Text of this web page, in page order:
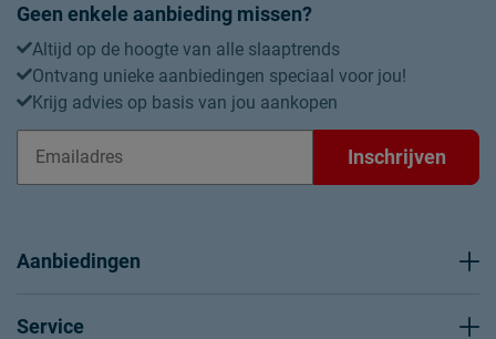
Geen enkele aanbieding missen?
Altijd op de hoogte van alle slaaptrends
Ontvang unieke aanbiedingen speciaal voor jou!
Krijg advies op basis van jou aankopen
Inschrijven
Aanbiedingen
Service